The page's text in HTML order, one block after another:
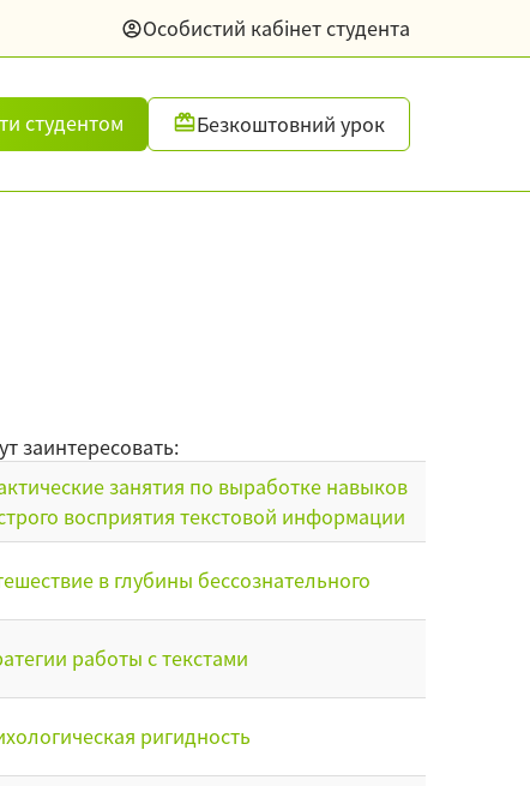
Особистий кабінет студента
студентом Безкоштовний урок
заинтересовать:
занятия по выработке навыков
восприятия текстовой информации
в глубины бессознательного
работы с текстами
ригидность